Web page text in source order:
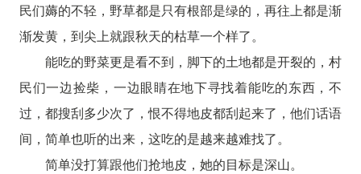
民们薅的不轻，野草都是只有根部是绿的，再往上都是渐
渐发黄，到尖上就跟秋天的枯草一个样了。
能吃的野菜更是看不到，脚下的土地都是开裂的，村
民们一边捡柴，一边眼睛在地下寻找着能吃的东西，不
过，都搜刮多少次了，恨不得地皮都刮起来了，他们话语
间，简单也听的出来，这吃的是越来越难找了。
简单没打算跟他们抢地皮，她的目标是深山。